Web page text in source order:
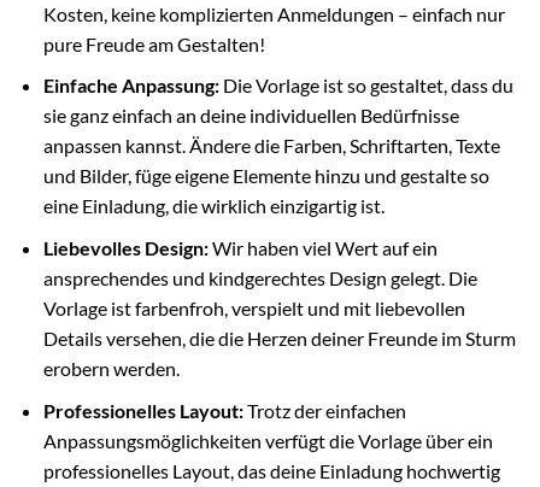
Kosten, keine komplizierten Anmeldungen – einfach nur
pure Freude am Gestalten!
Einfache Anpassung:Die Vorlage ist so gestaltet, dass du
sie ganz einfach an deine individuellen Bedürfnisse
anpassen kannst. Ändere die Farben, Schriftarten, Texte
und Bilder, füge eigene Elemente hinzu und gestalte so
eine Einladung, die wirklich einzigartig ist.
Liebevolles Design:Wir haben viel Wert auf ein
ansprechendes und kindgerechtes Design gelegt. Die
Vorlage ist farbenfroh, verspielt und mit liebevollen
Details versehen, die die Herzen deiner Freunde im Sturm
erobern werden.
Professionelles Layout:Trotz der einfachen
Anpassungsmöglichkeiten verfügt die Vorlage über ein
professionelles Layout, das deine Einladung hochwertig